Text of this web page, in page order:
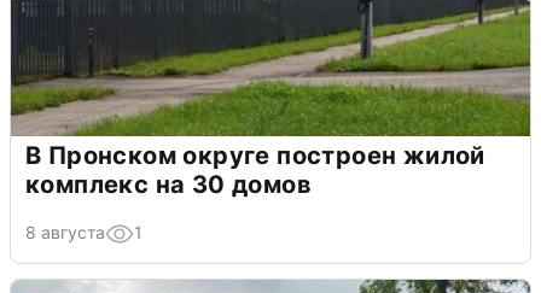
В Пронском округе построен жилой
комплекс на 30 домов
8 августа 1